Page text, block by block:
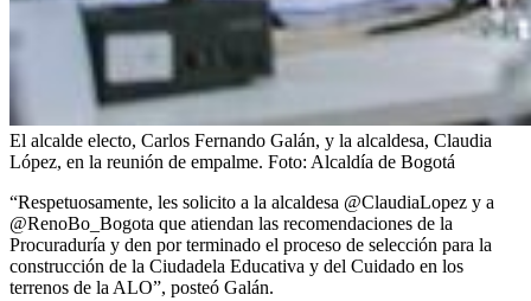
El alcalde electo, Carlos Fernando Galán, y la alcaldesa, Claudia
López, en la reunión de empalme. Foto: Alcaldía de Bogotá
“Respetuosamente, les solicito a la alcaldesa @ClaudiaLopez y a
@RenoBo_Bogota que atiendan las recomendaciones de la
Procuraduría y den por terminado el proceso de selección para la
construcción de la Ciudadela Educativa y del Cuidado en los
terrenos de la ALO”, posteó Galán.